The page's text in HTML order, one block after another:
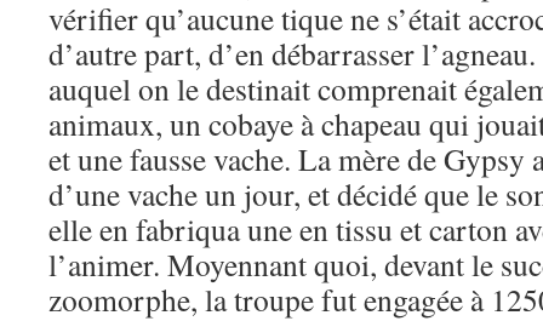
vérifier qu’aucune tique ne s’était
d’autre part, d’en débarrasser
auquel on le destinait comprenait
animaux, un cobaye à chapeau qui
et une fausse vache. La mère de Gypsy
d’une vache un jour, et décidé que le
elle en fabriqua une en tissu et carton
l’animer. Moyennant quoi, devant le
zoomorphe, la troupe fut engagée à